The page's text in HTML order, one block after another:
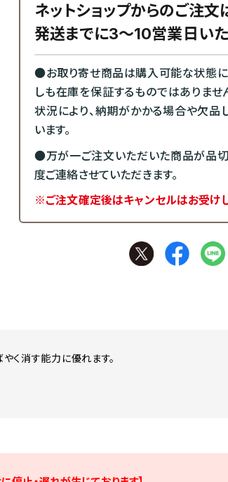
ネットショップからのご注文
発送までに3～10営業日いた
●お取り寄せ商品は購入可能な状態に
しも在庫を保証するものではありませ
状況により、納期がかかる場合や欠品
います。
●万が一ご注文いただいた商品が品
度ご連絡させていただきます。
※ご注文確定後はキャンセルはお受けし
く消す能力に優れます。